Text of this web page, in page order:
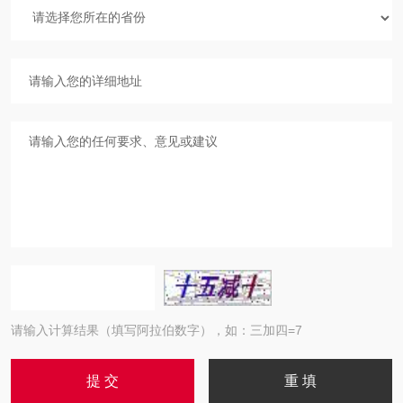
请输入计算结果（填写阿拉伯数字），如：三加四=7